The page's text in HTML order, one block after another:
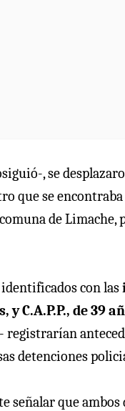
, se
que se
de Limache,
con las
y C.A.P.P., de 39
registrarían
detenciones
señalar que ambos